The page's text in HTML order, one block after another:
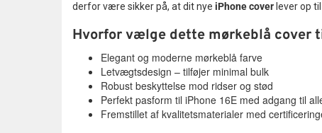
derfor være sikker på, at dit nye iPhone cover lever op
Hvorfor vælge dette mørkeblå cover
Elegant og moderne mørkeblå farve
Letvægtsdesign – tilføjer minimal bulk
Robust beskyttelse mod ridser og stød
Perfekt pasform til iPhone 16E med adgang til
Fremstillet af kvalitetsmaterialer med